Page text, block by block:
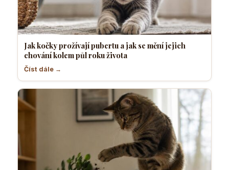
Jak kočky prožívají pubertu a jak se mění jejich
chování kolem půl roku života
Číst dále →